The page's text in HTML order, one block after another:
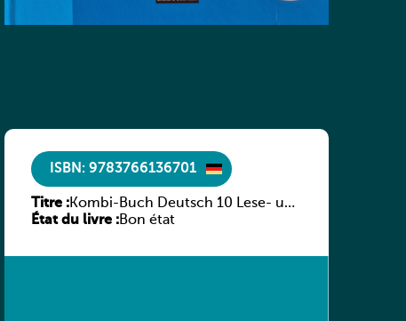
ISBN: 9783766136701
Titre :Kombi-Buch Deutsch 10 Lese- und
Sprachbuch
État du livre :Bon état